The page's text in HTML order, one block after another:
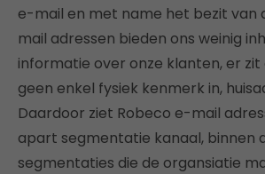
e-mail en met name het bezit van
mail adressen bieden ons weinig
informatie over onze klanten, er zit
geen enkel fysiek kenmerk in,
Daardoor ziet Robeco e-mail
apart segmentatie kanaal, binnen
segmentaties die de organsiatie